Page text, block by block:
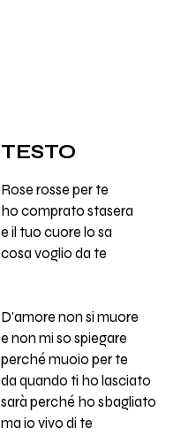
TESTO
Rose rosse per te
ho comprato stasera
e il tuo cuore lo sa
cosa voglio da te
D'amore non si muore
e non mi so spiegare
perché muoio per te
da quando ti ho lasciato
sarà perché ho sbagliato
ma io vivo di te